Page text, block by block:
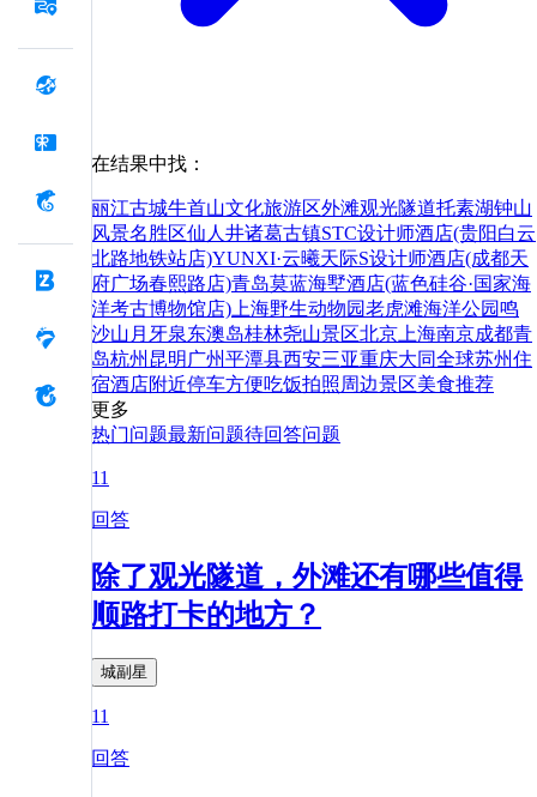
在结果中找：
丽江古城牛首山文化旅游区外滩观光隧道托素湖钟山
风景名胜区仙人井诸葛古镇STC设计师酒店(贵阳白云
北路地铁站店)YUNXI·云曦天际S设计师酒店(成都天
府广场春熙路店)青岛莫蓝海墅酒店(蓝色硅谷·国家海
洋考古博物馆店) 上海野生动物园老虎滩海洋公园鸣
沙山月牙泉东澳岛桂林尧山景区北京 上海南京成都青
岛杭州 昆明 广州平潭县西安三亚重庆大同全球苏州住
宿酒店附近停车方便吃饭拍照周边景区美食推荐
更多
热门问题最新问题待回答问题
11
回答
除了观光隧道，外滩还有哪些值得
顺路打卡的地方？
城副星
11
回答